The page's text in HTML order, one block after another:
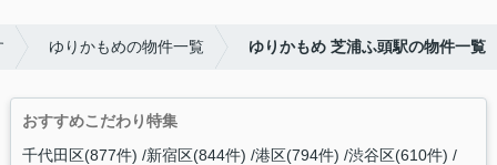
ゆりかもめの物件一覧 ゆりかもめ 芝浦ふ頭駅の物件一覧
おすすめこだわり特集
千代田区(877件) 新宿区(844件) 港区(794件) 渋谷区(610件)